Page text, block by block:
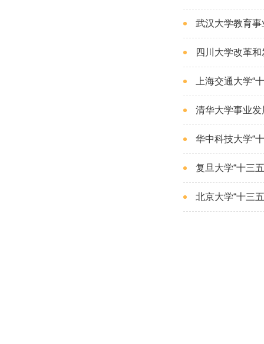
武汉大学教育事
四川大学改革和
上海交通大学“
清华大学事业发
华中科技大学“
复旦大学“十三
北京大学“十三